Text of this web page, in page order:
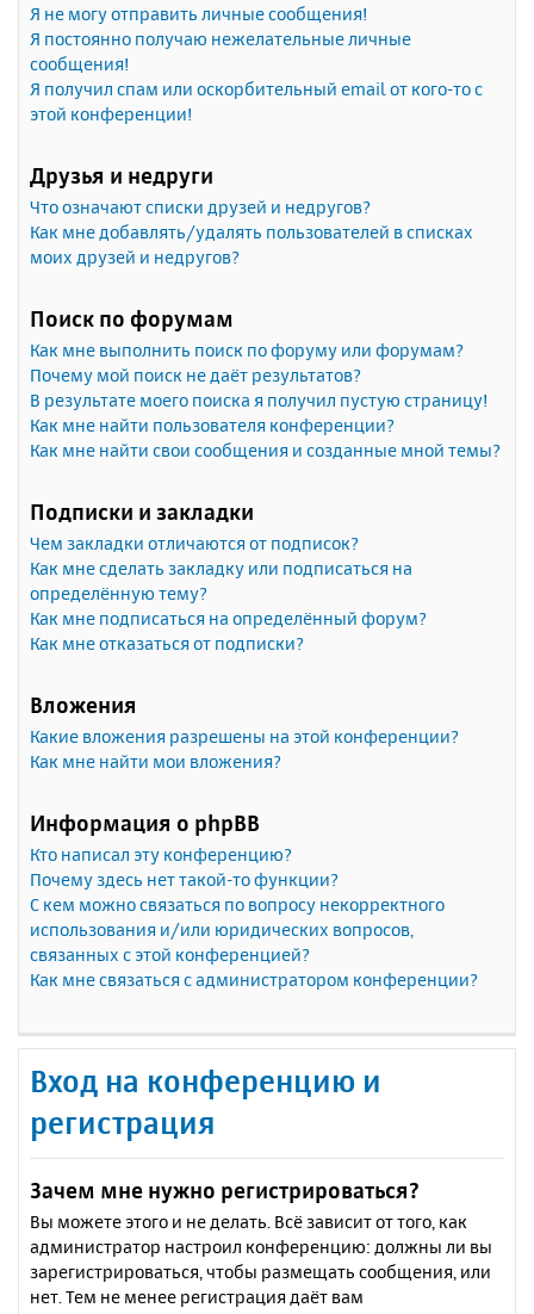
Я не могу отправить личные сообщения!
Я постоянно получаю нежелательные личные
сообщения!
Я получил спам или оскорбительный email от кого-то с
этой конференции!
Друзья и недруги
Что означают списки друзей и недругов?
Как мне добавлять/удалять пользователей в списках
моих друзей и недругов?
Поиск по форумам
Как мне выполнить поиск по форуму или форумам?
Почему мой поиск не даёт результатов?
В результате моего поиска я получил пустую страницу!
Как мне найти пользователя конференции?
Как мне найти свои сообщения и созданные мной темы?
Подписки и закладки
Чем закладки отличаются от подписок?
Как мне сделать закладку или подписаться на
определённую тему?
Как мне подписаться на определённый форум?
Как мне отказаться от подписки?
Вложения
Какие вложения разрешены на этой конференции?
Как мне найти мои вложения?
Информация о phpBB
Кто написал эту конференцию?
Почему здесь нет такой-то функции?
С кем можно связаться по вопросу некорректного
использования и/или юридических вопросов,
связанных с этой конференцией?
Как мне связаться с администратором конференции?
Вход на конференцию и
регистрация
Зачем мне нужно регистрироваться?
Вы можете этого и не делать. Всё зависит от того, как
администратор настроил конференцию: должны ли вы
зарегистрироваться, чтобы размещать сообщения, или
нет. Тем не менее регистрация даёт вам